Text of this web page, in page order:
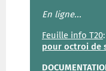
En ligne...
Feuille info T20:
pour octroi de